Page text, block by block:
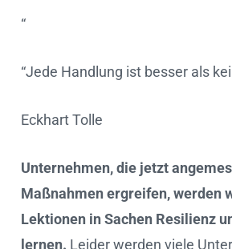
“
“Jede Handlung ist besser als
Eckhart Tolle
Unternehmen, die jetzt
Maßnahmen ergreifen, werden
Lektionen in Sachen Resilienz
lernen. Leider werden viele